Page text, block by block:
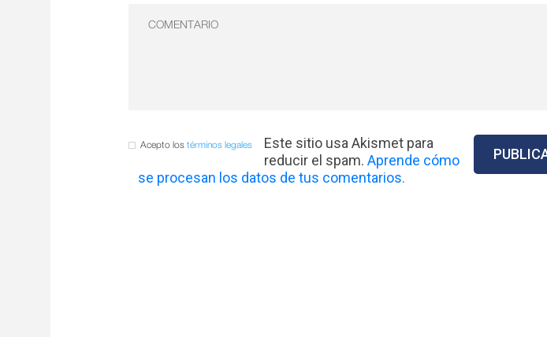
Acepto los términos legales
Este sitio usa Akismet para
reducir el spam. Aprende cómo
se procesan los datos de tus comentarios.